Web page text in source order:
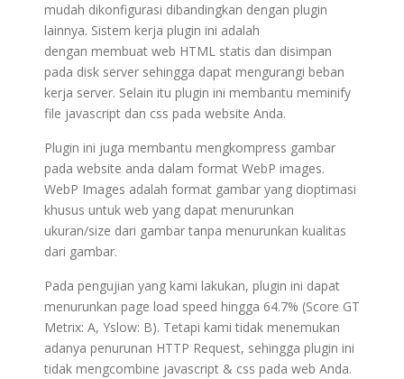
mudah dikonfigurasi dibandingkan dengan plugin
lainnya. Sistem kerja plugin ini adalah
dengan membuat web HTML statis dan disimpan
pada disk server sehingga dapat mengurangi beban
kerja server. Selain itu plugin ini membantu meminify
file javascript dan css pada website Anda.
Plugin ini juga membantu mengkompress gambar
pada website anda dalam format WebP images.
WebP Images adalah format gambar yang dioptimasi
khusus untuk web yang dapat menurunkan
ukuran/size dari gambar tanpa menurunkan kualitas
dari gambar.
Pada pengujian yang kami lakukan, plugin ini dapat
menurunkan page load speed hingga 64.7% (Score GT
Metrix: A, Yslow: B). Tetapi kami tidak menemukan
adanya penurunan HTTP Request, sehingga plugin ini
tidak mengcombine javascript & css pada web Anda.